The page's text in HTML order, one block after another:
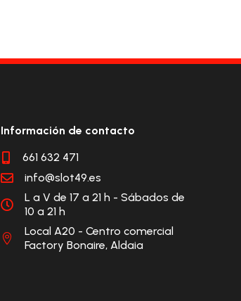
Información de contacto
 661 632 471
 info@slot49.es

L a V de 17 a 21 h - Sábados de
10 a 21 h

Local A20 - Centro comercial
Factory Bonaire, Aldaia